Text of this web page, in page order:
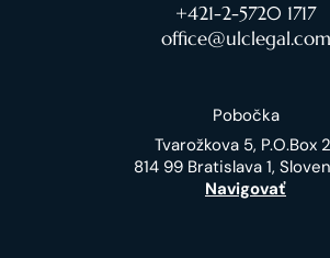
+421-2-5720 1717
office@ulclegal.com
Pobočka
Tvarožkova 5, P.O.Box
814 99 Bratislava 1,
Navigovať